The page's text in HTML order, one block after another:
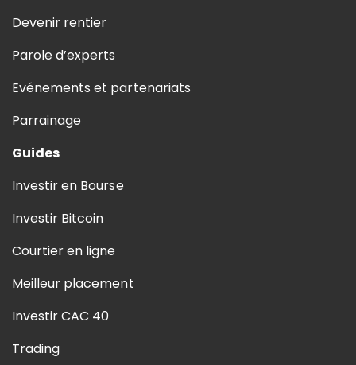
Devenir rentier
Parole d’experts
Evénements et partenariats
Parrainage
Guides
Investir en Bourse
Investir Bitcoin
Courtier en ligne
Meilleur placement
Investir CAC 40
Trading